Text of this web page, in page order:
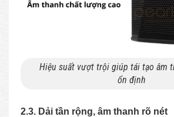
Hiệu suất vượt trội giúp tái tạo âm
ổn định
2.3. Dải tần rộng, âm thanh rõ nét